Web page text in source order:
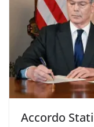
Accordo